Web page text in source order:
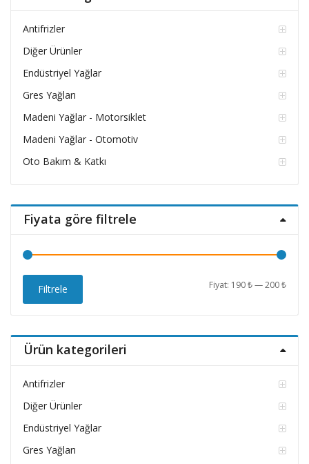
Antifrizler
Diğer Ürünler
Endüstriyel Yağlar
Gres Yağları
Madeni Yağlar - Motorsiklet
Madeni Yağlar - Otomotiv
Oto Bakım & Katkı
Fiyata göre filtrele
En
En
Filtrele Fiyat: 190 ₺—200 ₺
Ürün kategorileri
Antifrizler
Diğer Ürünler
Endüstriyel Yağlar
Gres Yağları